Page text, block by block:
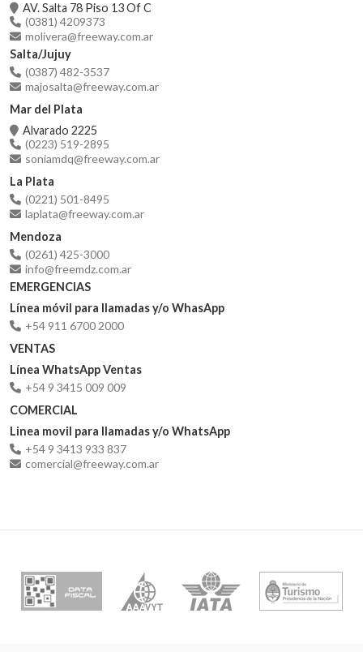
AV. Salta 78 Piso 13 Of C
(0381) 4209373
molivera@freeway.com.ar
Salta/Jujuy
(0387) 482-3537
majosalta@freeway.com.ar
Mar del Plata
Alvarado 2225
(0223) 519-2895
soniamdq@freeway.com.ar
La Plata
(0221) 501-8495
laplata@freeway.com.ar
Mendoza
(0261) 425-3000
info@freemdz.com.ar
EMERGENCIAS
Línea móvil para llamadas y/o WhasApp
+54 911 6700 2000
VENTAS
Línea WhatsApp Ventas
+54 9 3415 009 009
COMERCIAL
Linea movil para llamadas y/o WhatsApp
+54 9 3413 933 837
comercial@freeway.com.ar